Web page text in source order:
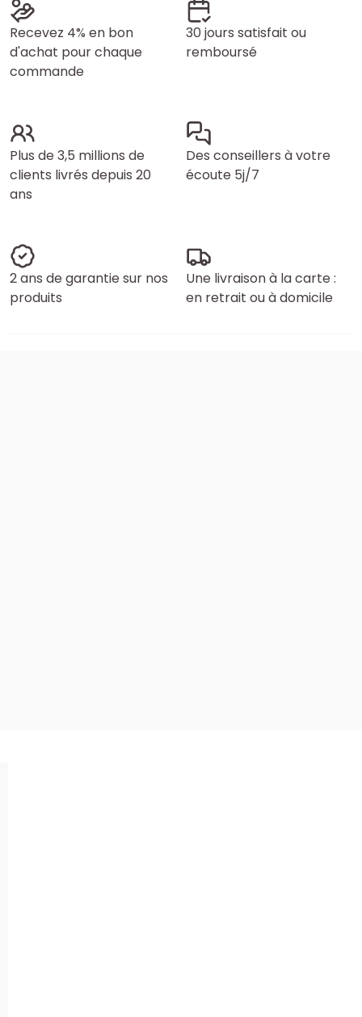
Recevez 4% en bon
d'achat pour chaque
commande
30 jours satisfait ou
remboursé
Plus de 3,5 millions de
clients livrés depuis 20
ans
Des conseillers à votre
écoute 5j/7
2 ans de garantie sur nos
produits
Une livraison à la carte :
en retrait ou à domicile